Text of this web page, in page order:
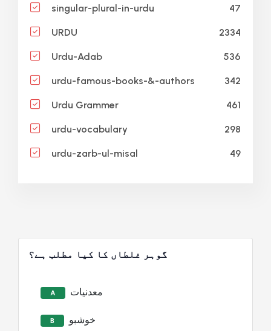
singular-plural-in-urdu 47
URDU 2334
Urdu-Adab 536
urdu-famous-books-&-authors 342
Urdu Grammer 461
urdu-vocabulary 298
urdu-zarb-ul-misal 49
گوہر غلطاں کا کیا مطلب ہے؟
A معدنیات
B خوشبو